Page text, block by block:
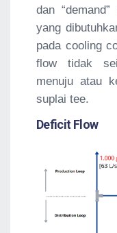
dan
yang
pada cooling
flow tidak
menuju atau
suplai tee.
Deficit Flow